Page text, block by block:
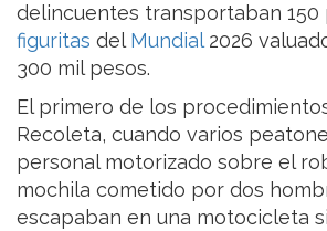
delincuentes transportaban 150
figuritas delMundial2026
300 mil pesos.
El primero de los
Recoleta, cuando varios
personal motorizado sobre el
mochila cometido por dos
escapaban en una motocicleta